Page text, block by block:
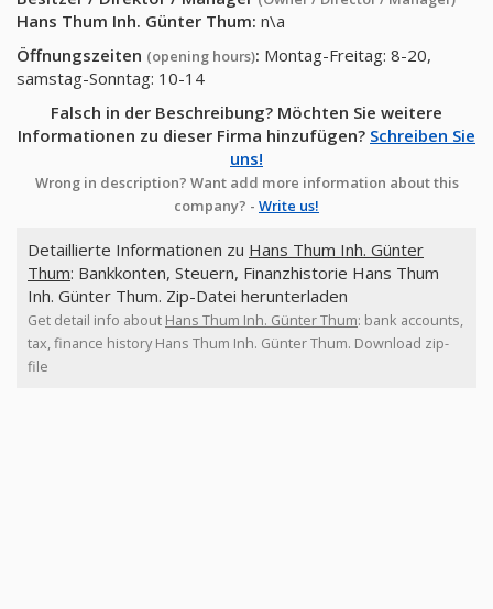
Hans Thum Inh. Günter Thum: n\a
Öffnungszeiten (opening hours): Montag-Freitag: 8-20,
samstag-Sonntag: 10-14
Falsch in der Beschreibung? Möchten Sie weitere
Informationen zu dieser Firma hinzufügen? Schreiben Sie
uns!
Wrong in description? Want add more information about this
company? - Write us!
Detaillierte Informationen zu Hans Thum Inh. Günter
Thum: Bankkonten, Steuern, Finanzhistorie Hans Thum
Inh. Günter Thum. Zip-Datei herunterladen
Get detail info about Hans Thum Inh. Günter Thum: bank accounts,
tax, finance history Hans Thum Inh. Günter Thum. Download zip-
file